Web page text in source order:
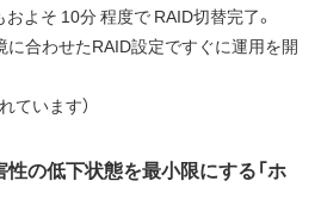
よそ 10分 程度で RAID切替完了。
合わせたRAID設定ですぐに運用を開
ています）
の低下状態を最小限にする「ホ